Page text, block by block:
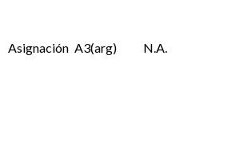
Asignación A3(arg) N.A.